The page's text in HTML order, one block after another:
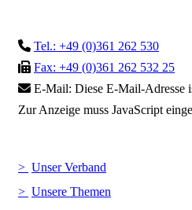
Tel.: +49 (0)361 262 530
Fax: +49 (0)361 262 532 25
E-Mail: Diese E-Mail-Adresse
Zur Anzeige muss JavaScript
Unser Verband
Unsere Themen